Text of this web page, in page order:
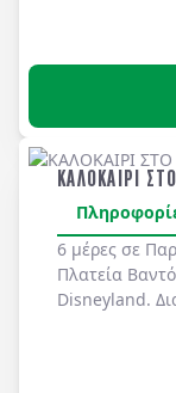
ΚΑΛΟΚΑΙΡΙ
6 μέρες σε
Πλατεία
Disneyland.